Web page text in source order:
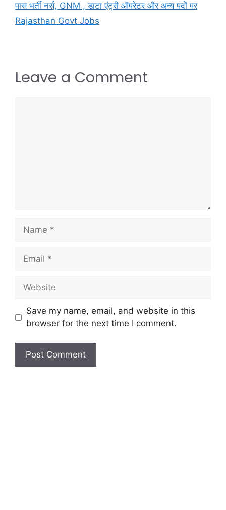
पास भर्ती नर्स, GNM , डाटा एंट्री ऑपरेटर और अन्य पदों पर
Rajasthan Govt Jobs
Leave a Comment
Save my name, email, and website in this
browser for the next time I comment.